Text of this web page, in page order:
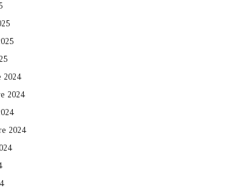
2024
2024
2024